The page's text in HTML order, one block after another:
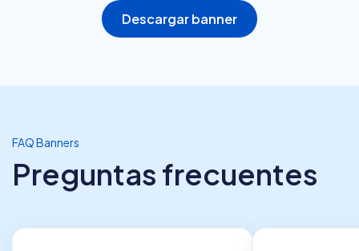
Descargar banner
FAQ Banners
Preguntas frecuentes